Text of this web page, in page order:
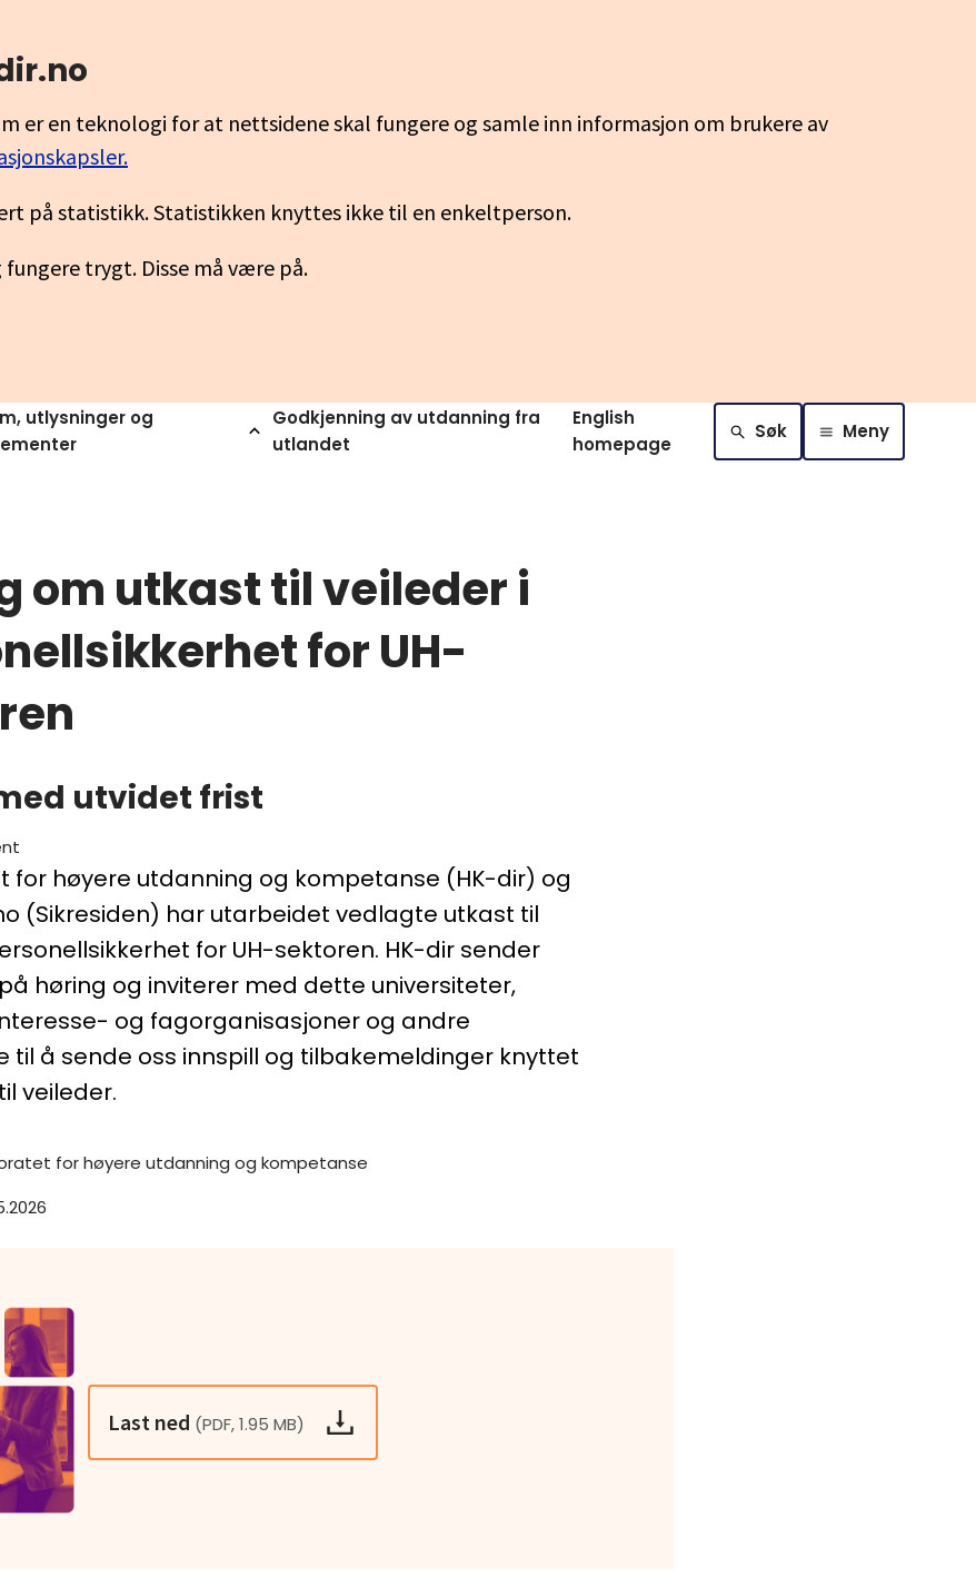
er en teknologi for at nettsidene skal fungere og samle inn informasjon om brukere av
på statistikk. Statistikken knyttes ikke til en enkeltperson.
trygt. Disse må være på.
utlysninger og
Godkjenning av utdanning fra
utlandet
English
homepage
Søk Meny
om utkast til veileder i
for UH-
utvidet frist
for høyere utdanning og kompetanse (HK-dir) og
(Sikresiden) har utarbeidet vedlagte utkast til
for UH-sektoren. HK-dir sender
høring og inviterer med dette universiteter,
og fagorganisasjoner og andre
til å sende oss innspill og tilbakemeldinger knyttet
veileder.
for høyere utdanning og kompetanse
Last ned (PDF, 1.95 MB)